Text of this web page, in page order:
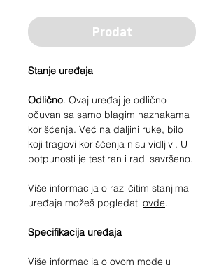
Prodat
Stanje uređaja
Odlično. Ovaj uređaj je odlično
očuvan sa samo blagim naznakama
korišćenja. Već na daljini ruke, bilo
koji tragovi korišćenja nisu vidljivi. U
potpunosti je testiran i radi savršeno.
Više informacija o različitim stanjima
uređaja možeš pogledati ovde.
Specifikacija uređaja
Više informacija o ovom modelu